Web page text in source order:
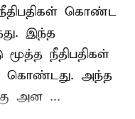
கொண்ட
இந்த
மூத்த நீதிபதிகள்
கொண்டது. அந்த
அன ...